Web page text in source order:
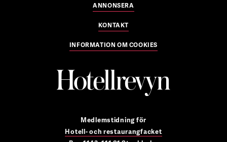
ANNONSERA
KONTAKT
INFORMATION OM COOKIES
Medlemstidning för
Hotell- och restaurangfacket